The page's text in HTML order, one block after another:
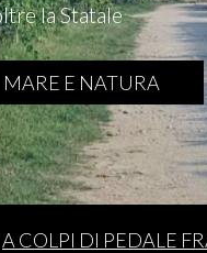
la Statale
MARE E NATURA
A COLPI DI PEDALE